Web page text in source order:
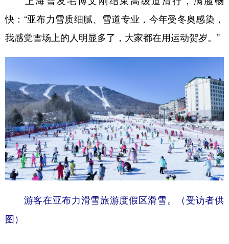
北京 天津 河北 山西
辽宁 吉林 上海 江苏
江西
山东 河南 湖北 湖南
广东 广西 海南 重庆
四川 贵州 云南 西藏
陕西 甘肃 青海 宁夏
多语种频道
快：“亚布力雪质细腻、雪道专业，今年受冬奥感染，
我感觉雪场上的人明显多了，大家都在用运动贺岁。”
游客在亚布力滑雪旅游度假区滑雪。（受访者供
图）